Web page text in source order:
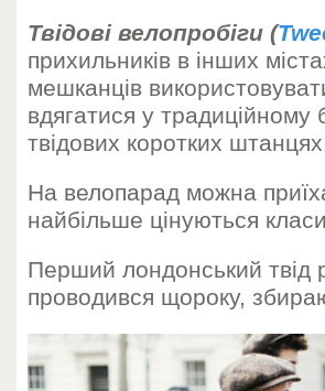
Твідові велопробіги (
прихильників в інших
мешканців
вдягатися у традиційному
твідових коротких
На велопарад можна
найбільше цінуються
Перший лондонський твід
проводився щороку,